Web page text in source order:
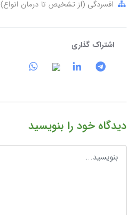
افسردگی (از تشخیص تا درمان انواع)
اشتراک گذاری
دیدگاه خود را بنویسید